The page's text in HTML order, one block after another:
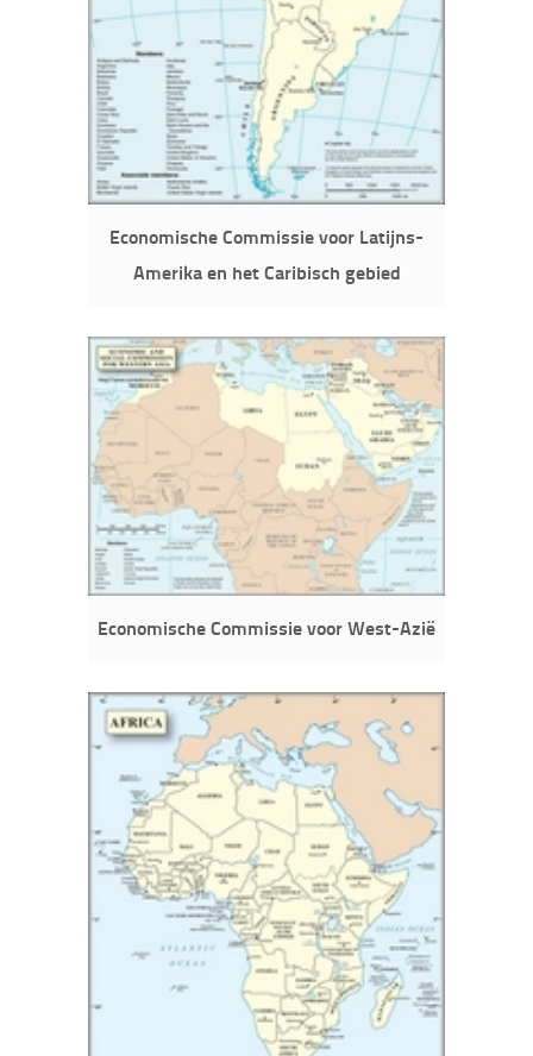
Economische Commissie voor Latijns-
Amerika en het Caribisch gebied
Economische Commissie voor West-Azië